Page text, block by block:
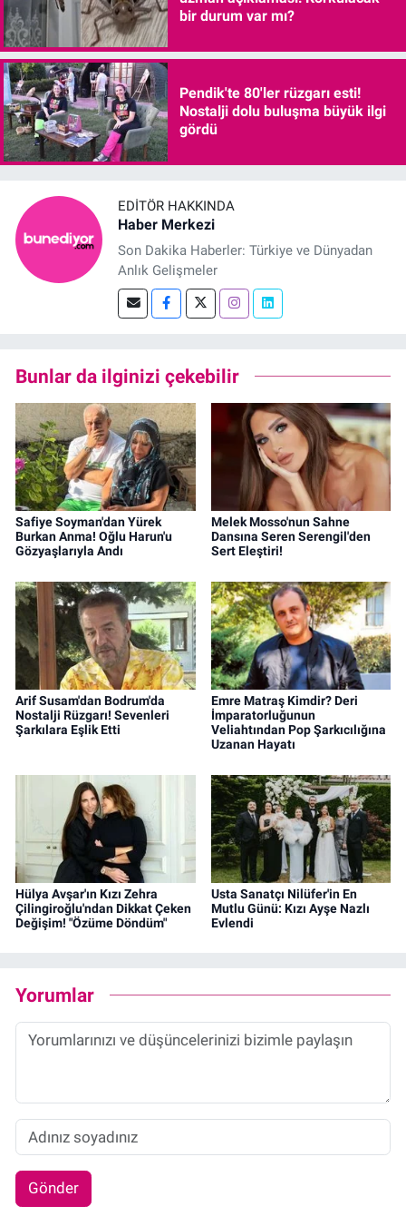
bir durum var mı?
Pendik'te 80'ler rüzgarı esti!
Nostalji dolu buluşma büyük ilgi
gördü
EDITÖR HAKKINDA
Haber Merkezi
Son Dakika Haberler: Türkiye ve Dünyadan
Anlık Gelişmeler
Bunlar da ilginizi çekebilir
Safiye Soyman'dan Yürek
Burkan Anma! Oğlu Harun'u
Gözyaşlarıyla Andı
Melek Mosso'nun Sahne
Dansına Seren Serengil'den
Sert Eleştiri!
Arif Susam'dan Bodrum'da
Nostalji Rüzgarı! Sevenleri
Şarkılara Eşlik Etti
Emre Matraş Kimdir? Deri
İmparatorluğunun
Veliahtından Pop Şarkıcılığına
Uzanan Hayatı
Hülya Avşar'ın Kızı Zehra
Çilingiroğlu'ndan Dikkat Çeken
Değişim! "Özüme Döndüm"
Usta Sanatçı Nilüfer'in En
Mutlu Günü: Kızı Ayşe Nazlı
Evlendi
Yorumlar
Gönder